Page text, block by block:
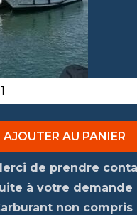
AJOUTER AU PANIER
de prendre
à votre
non compris